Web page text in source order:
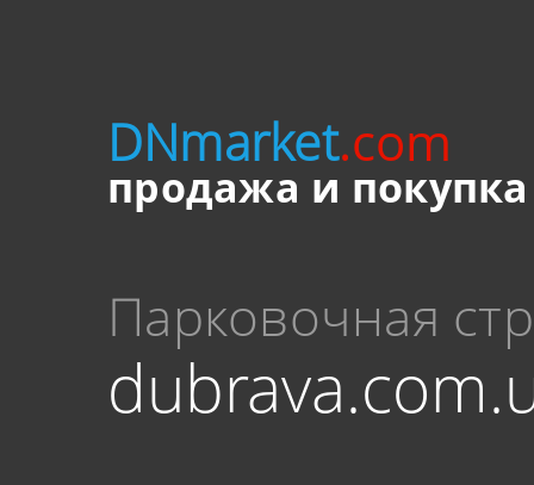
DNmarket.com
продажа и
Парковочная